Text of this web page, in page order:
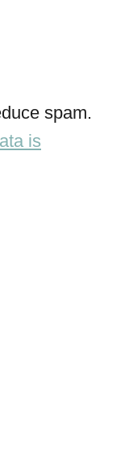
spam.
is